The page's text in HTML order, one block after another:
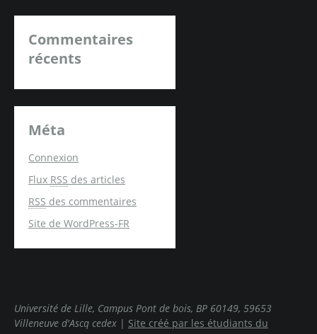
Commentaires
récents
Méta
Connexion
Flux RSS des articles
RSS des commentaires
Site de WordPress-FR
Université de Lille, Campus Pont de bois, BP 60149, 59653
Villeneuve d'Ascq cedex | Site créé par les étudiants du